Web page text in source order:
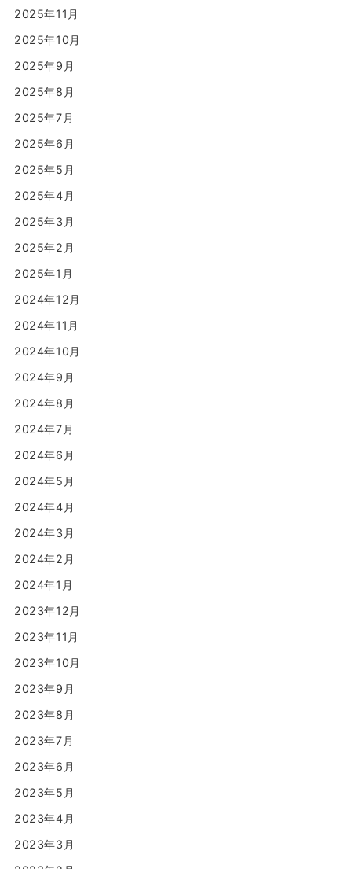
2025年11月
2025年10月
2025年9月
2025年8月
2025年7月
2025年6月
2025年5月
2025年4月
2025年3月
2025年2月
2025年1月
2024年12月
2024年11月
2024年10月
2024年9月
2024年8月
2024年7月
2024年6月
2024年5月
2024年4月
2024年3月
2024年2月
2024年1月
2023年12月
2023年11月
2023年10月
2023年9月
2023年8月
2023年7月
2023年6月
2023年5月
2023年4月
2023年3月